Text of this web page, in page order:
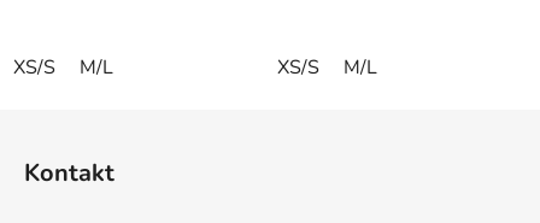
XS/S M/L XS/S M/L
Kontakt